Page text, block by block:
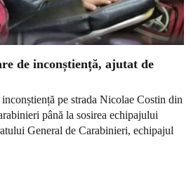
de inconștiență, ajutat de
pe strada Nicolae Costin din
până la sosirea echipajului
General de Carabinieri, echipajul